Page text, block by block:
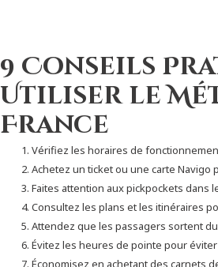
9 Conseils
Utiliser le
France
Vérifiez les horaires de
Achetez un ticket ou une carte Navigo
Faites attention aux pickpockets dans
Consultez les plans et les itinéraires
Attendez que les passagers sortent du
Évitez les heures de pointe pour